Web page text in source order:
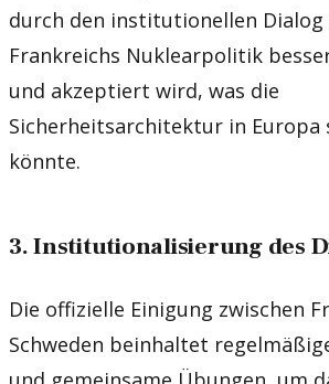
durch den institutionellen Dialog
Frankreichs Nuklearpolitik
und akzeptiert wird, was die
Sicherheitsarchitektur in Europa
könnte.
3. Institutionalisierung des
Die offizielle Einigung zwischen
Schweden beinhaltet